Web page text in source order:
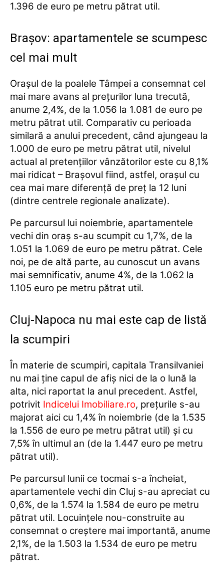
1.396 de euro pe metru pătrat util.
Brașov: apartamentele se scumpesc
cel mai mult
Orașul de la poalele Tâmpei a consemnat cel
mai mare avans al prețurilor luna trecută,
anume 2,4%, de la 1.056 la 1.081 de euro pe
metru pătrat util. Comparativ cu perioada
similară a anului precedent, când ajungeau la
1.000 de euro pe metru pătrat util, nivelul
actual al pretențiilor vânzătorilor este cu 8,1%
mai ridicat – Brașovul fiind, astfel, orașul cu
cea mai mare diferență de preț la 12 luni
(dintre centrele regionale analizate).
Pe parcursul lui noiembrie, apartamentele
vechi din oraș s-au scumpit cu 1,7%, de la
1.051 la 1.069 de euro pe metru pătrat. Cele
noi, pe de altă parte, au cunoscut un avans
mai semnificativ, anume 4%, de la 1.062 la
1.105 euro pe metru pătrat util.
Cluj-Napoca nu mai este cap de listă
la scumpiri
În materie de scumpiri, capitala Transilvaniei
nu mai ține capul de afiș nici de la o lună la
alta, nici raportat la anul precedent. Astfel,
potrivit Indicelui Imobiliare.ro, prețurile s-au
majorat aici cu 1,4% în noiembrie (de la 1.535
la 1.556 de euro pe metru pătrat util) și cu
7,5% în ultimul an (de la 1.447 euro pe metru
pătrat util).
Pe parcursul lunii ce tocmai s-a încheiat,
apartamentele vechi din Cluj s-au apreciat cu
0,6%, de la 1.574 la 1.584 de euro pe metru
pătrat util. Locuințele nou-construite au
consemnat o creștere mai importantă, anume
2,1%, de la 1.503 la 1.534 de euro pe metru
pătrat.